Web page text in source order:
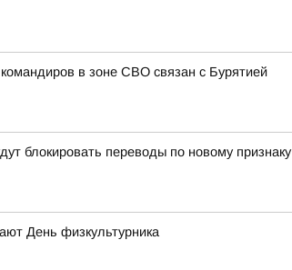
в зоне СВО связан с Бурятией
блокировать переводы по новому признаку
День физкультурника